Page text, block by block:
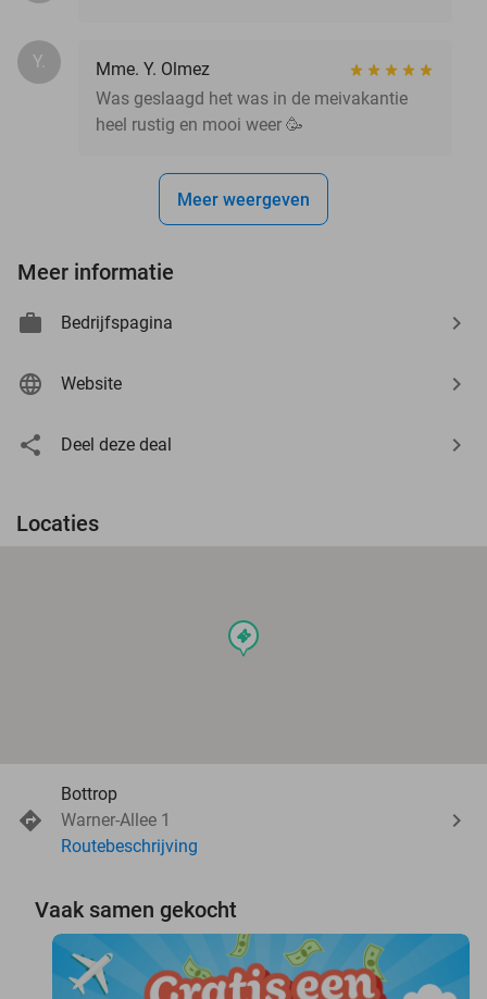
Y.
Mme. Y. Olmez
Was geslaagd het was in de meivakantie
heel rustig en mooi weer 🥳
Meer weergeven
Meer informatie
Bedrijfspagina
Website
Deel deze deal
Locaties
events
Bottrop
Warner-Allee 1
Routebeschrijving
Vaak samen gekocht